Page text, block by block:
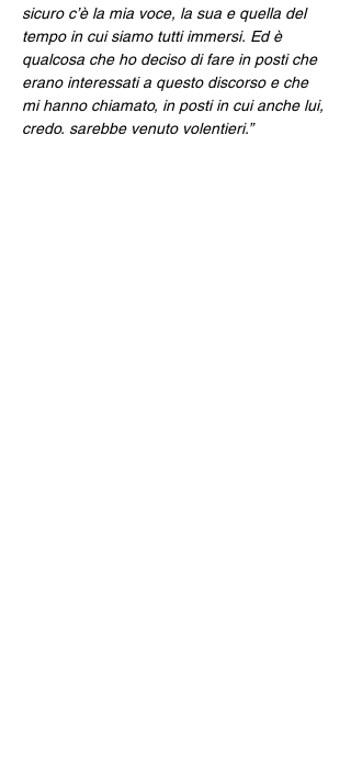
sicuro c’è la mia voce, la sua e quella del
tempo in cui siamo tutti immersi. Ed è
qualcosa che ho deciso di fare in posti che
erano interessati a questo discorso e che
mi hanno chiamato, in posti in cui anche lui,
credo, sarebbe venuto volentieri.”